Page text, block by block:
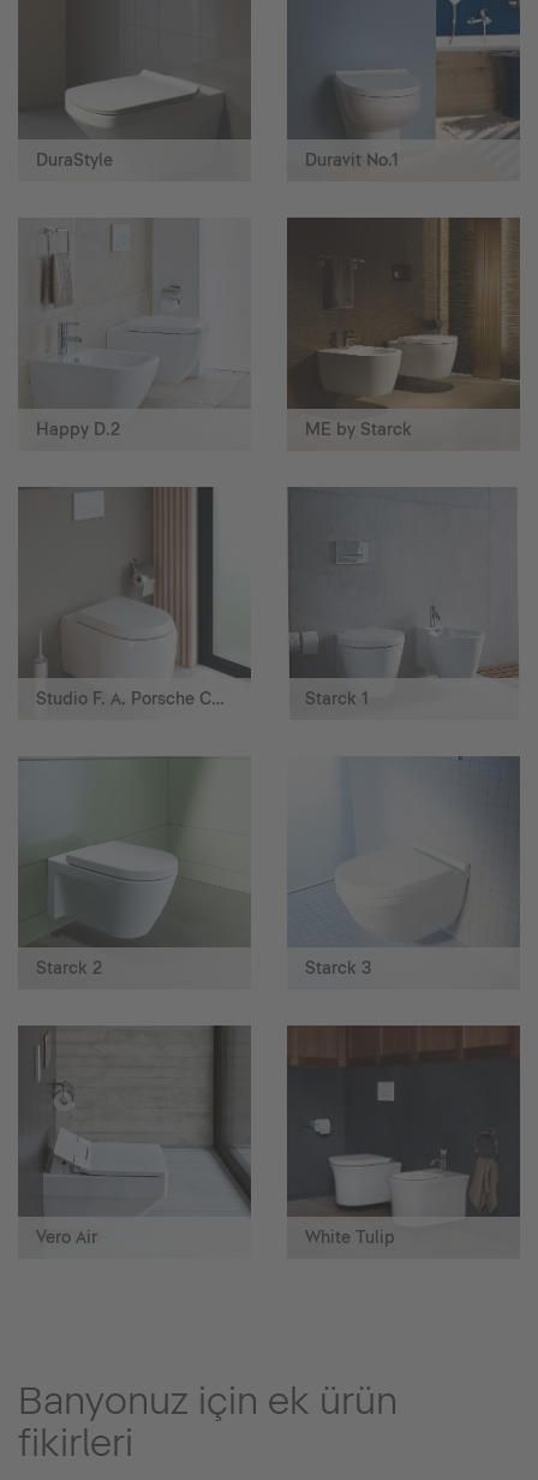
DuraStyle Duravit No.1
Happy D.2 ME by Starck
Studio F. A. Porsche Collection Starck 1
Starck 2 Starck 3
Vero Air White Tulip
Banyonuz için ek ürün
fikirleri